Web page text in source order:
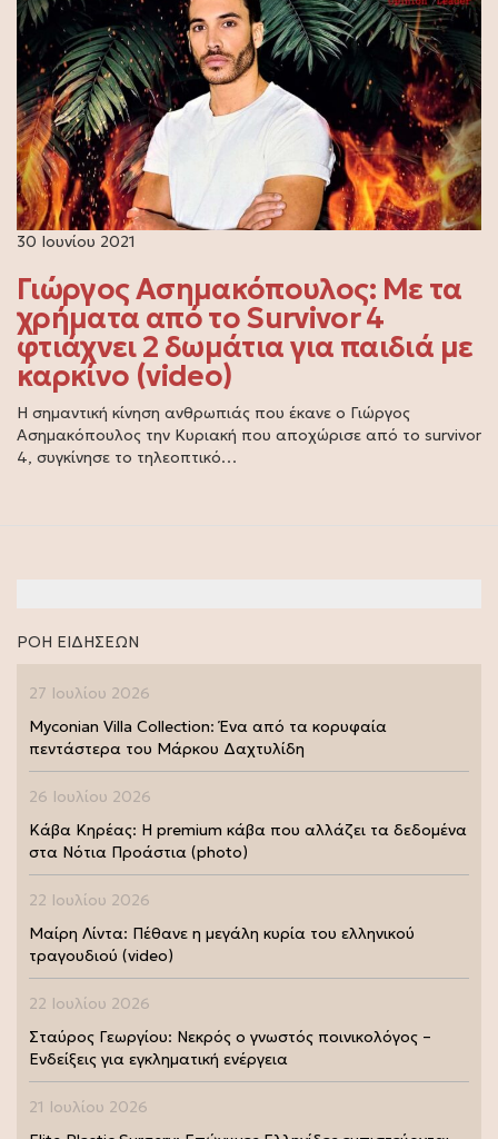
30 Ιουνίου 2021
Γιώργος Ασημακόπουλος: Με τα
χρήματα από το Survivor 4
φτιάχνει 2 δωμάτια για παιδιά με
καρκίνο (video)
H σημαντική κίνηση ανθρωπιάς που έκανε ο Γιώργος
Ασημακόπουλος την Κυριακή που αποχώρισε από το survivor
4, συγκίνησε το τηλεοπτικό…
ΡΟΗ ΕΙΔΗΣΕΩΝ
27 Ιουλίου 2026
Myconian Villa Collection: Ένα από τα κορυφαία
πεντάστερα του Μάρκου Δαχτυλίδη
26 Ιουλίου 2026
Κάβα Κηρέας: Η premium κάβα που αλλάζει τα δεδομένα
στα Νότια Προάστια (photo)
22 Ιουλίου 2026
Μαίρη Λίντα: Πέθανε η μεγάλη κυρία του ελληνικού
τραγουδιού (video)
22 Ιουλίου 2026
Σταύρος Γεωργίου: Νεκρός ο γνωστός ποινικολόγος –
Ενδείξεις για εγκληματική ενέργεια
21 Ιουλίου 2026